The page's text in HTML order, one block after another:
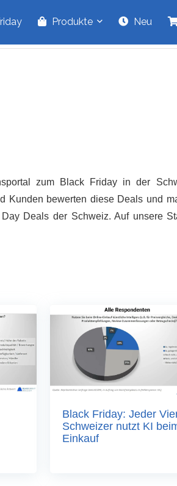
Produkte Neu
zum Black Friday in der
bewerten diese Deals und
Deals der Schweiz. Auf unsere
Black Friday: Jeder
Schweizer nutzt KI
Einkauf